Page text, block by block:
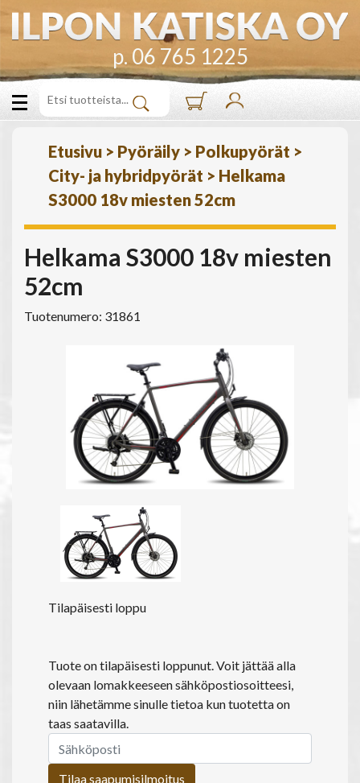
p. 06 765 1225
Etusivu > Pyöräily > Polkupyörät >
City- ja hybridpyörät > Helkama
S3000 18v miesten 52cm
Helkama S3000 18v miesten
52cm
Tuotenumero: 31861
Tilapäisesti loppu
Tuote on tilapäisesti loppunut. Voit jättää alla
olevaan lomakkeeseen sähköpostiosoitteesi,
niin lähetämme sinulle tietoa kun tuotetta on
taas saatavilla.
Tilaa saapumisilmoitus